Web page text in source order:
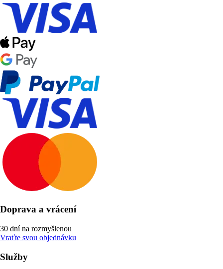
Doprava a vrácení
30 dní na rozmyšlenou
Vraťte svou objednávku
Služby